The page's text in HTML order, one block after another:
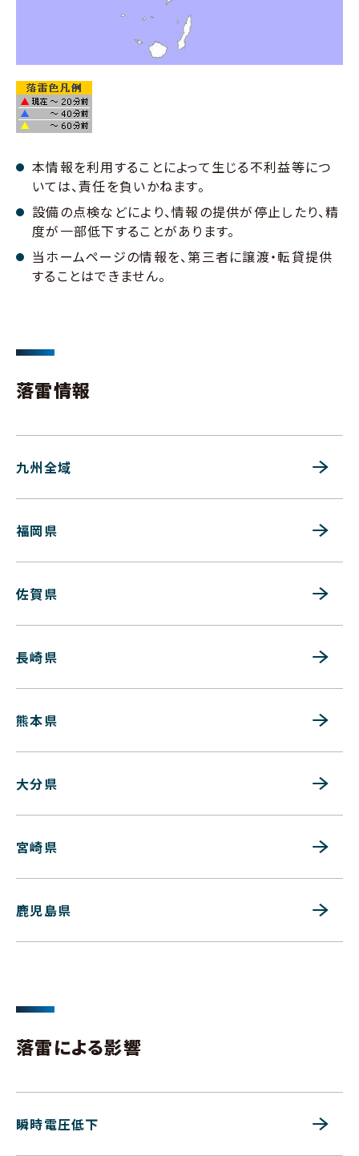
本情報を利用することによって生じる不利益等につ
いては、責任を負いかねます。
設備の点検などにより、情報の提供が停止したり、精
度が一部低下することがあります。
当ホームページの情報を、第三者に譲渡・転貸提供
することはできません。
落雷情報
九州全域
福岡県
佐賀県
長崎県
熊本県
大分県
宮崎県
鹿児島県
落雷による影響
瞬時電圧低下